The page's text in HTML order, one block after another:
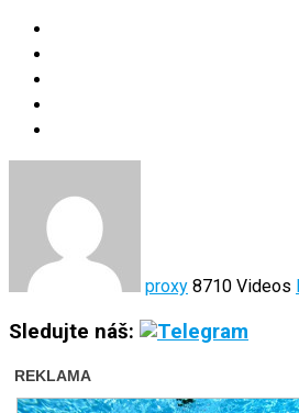
proxy 8710 Videos
Sledujte náš: